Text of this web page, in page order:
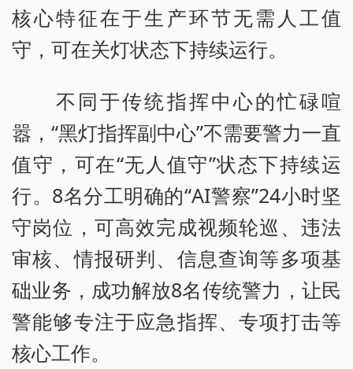
核心特征在于生产环节无需人工值
守，可在关灯状态下持续运行。
不同于传统指挥中心的忙碌喧
嚣，“黑灯指挥副中心”不需要警力一直
值守，可在“无人值守”状态下持续运
行。8名分工明确的“AI警察”24小时坚
守岗位，可高效完成视频轮巡、违法
审核、情报研判、信息查询等多项基
础业务，成功解放8名传统警力，让民
警能够专注于应急指挥、专项打击等
核心工作。